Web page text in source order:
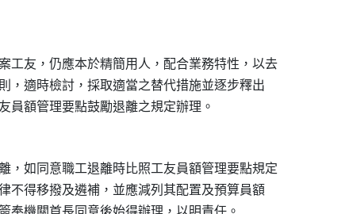
工友，仍應本於精簡用人，配合業務特性，以去
，適時檢討，採取適當之替代措施並逐步釋出
，如同意職工退離時比照工友員額管理要點規定
不得移撥及遴補，並應減列其配置及預算員額